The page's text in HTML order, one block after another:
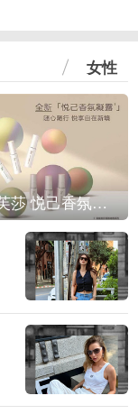
女性
IPSA茵芙莎 悦己香氛凝露上市